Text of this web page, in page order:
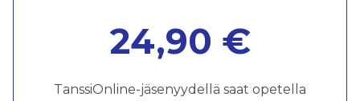
24,90 €
TanssiOnline-jäsenyydellä saat opetella